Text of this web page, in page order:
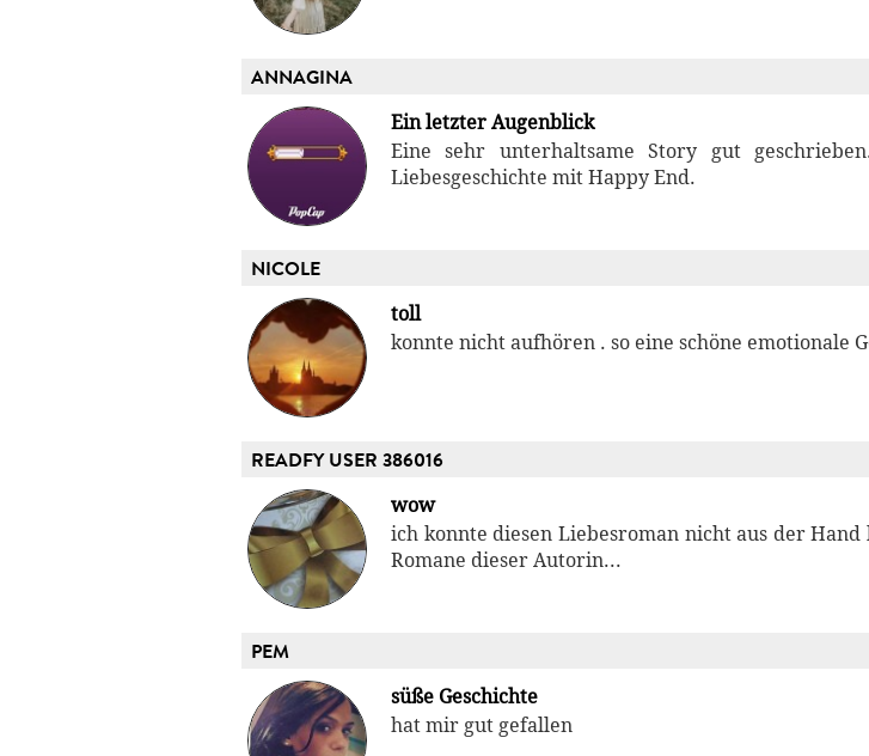
ANNAGINA
Ein letzter Augenblick
Eine sehr unterhaltsame Story gut
Liebesgeschichte mit Happy End.
NICOLE
toll
konnte nicht aufhören . so eine schöne emotionale
READFY USER 386016
wow
ich konnte diesen Liebesroman nicht aus der
Romane dieser Autorin...
PEM
süße Geschichte
hat mir gut gefallen